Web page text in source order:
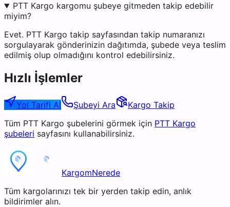
PTT Kargo kargomu şubeye gitmeden takip edebilir
miyim?
Evet. PTT Kargo takip sayfasından takip numaranızı
sorgulayarak gönderinizin dağıtımda, şubede veya teslim
edilmiş olup olmadığını kontrol edebilirsiniz.
Hızlı İşlemler
Yol Tarifi Al Şubeyi Ara
Kargo Takip
Tüm PTT Kargo şubelerini görmek için PTT Kargo
şubeleri sayfasını kullanabilirsiniz.
KargomNerede
Tüm kargolarınızı tek bir yerden takip edin, anlık
bildirimler alın.